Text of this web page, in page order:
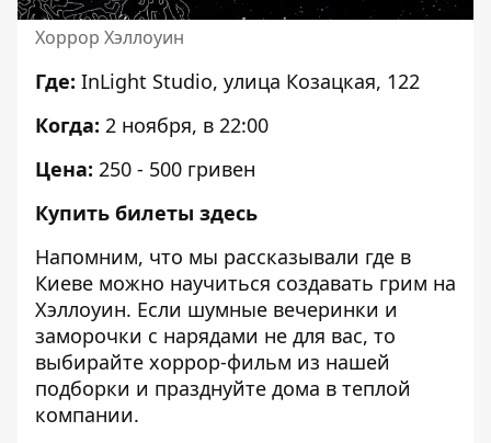
Хоррор Хэллоуин
Где: InLight Studio, улица Козацкая, 122
Когда: 2 ноября, в 22:00
Цена: 250 - 500 гривен
Купить билеты здесь
Напомним, что мы рассказывали где в
Киеве можно научиться создавать грим на
Хэллоуин. Если шумные вечеринки и
заморочки с нарядами не для вас, то
выбирайте хоррор-фильм из нашей
подборки и празднуйте дома в теплой
компании.